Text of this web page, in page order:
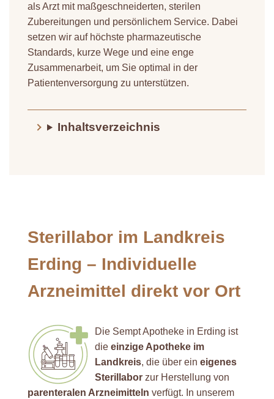
als Arzt mit maßgeschneiderten, sterilen
Zubereitungen und persönlichem Service. Dabei
setzen wir auf höchste pharmazeutische
Standards, kurze Wege und eine enge
Zusammenarbeit, um Sie optimal in der
Patientenversorgung zu unterstützen.
Inhaltsverzeichnis
Sterillabor im Landkreis
Erding – Individuelle
Arzneimittel direkt vor Ort
Die Sempt Apotheke in Erding ist
die einzige Apotheke im
Landkreis, die über ein eigenes
Sterillabor zur Herstellung von
parenteralen Arzneimitteln verfügt. In unserem